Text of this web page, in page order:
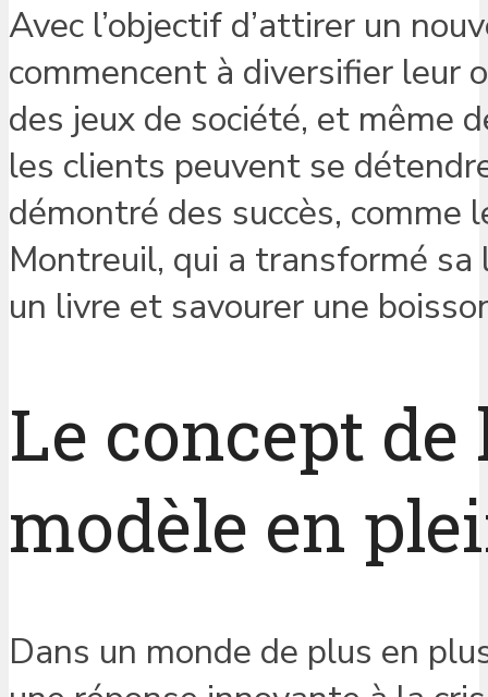
Avec l’objectif d’attirer un
commencent à diversifier leur
des jeux de société, et même
les clients peuvent se
démontré des succès, comme
Montreuil, qui a transformé sa
un livre et savourer une
Le concept
modèle en
Dans un monde de plus en